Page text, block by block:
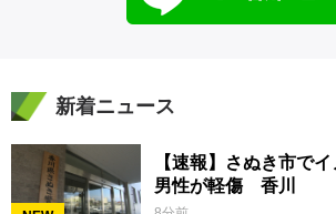
新着ニュース
【速報】さぬき市で
男性が軽傷 香川